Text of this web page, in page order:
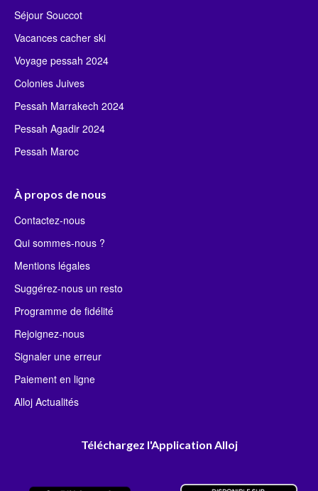
Séjour Souccot
Vacances cacher ski
Voyage pessah 2024
Colonies Juives
Pessah Marrakech 2024
Pessah Agadir 2024
Pessah Maroc
À propos de nous
Contactez-nous
Qui sommes-nous ?
Mentions légales
Suggérez-nous un resto
Programme de fidélité
Rejoignez-nous
Signaler une erreur
Paiement en ligne
Alloj Actualités
Téléchargez l'Application Alloj